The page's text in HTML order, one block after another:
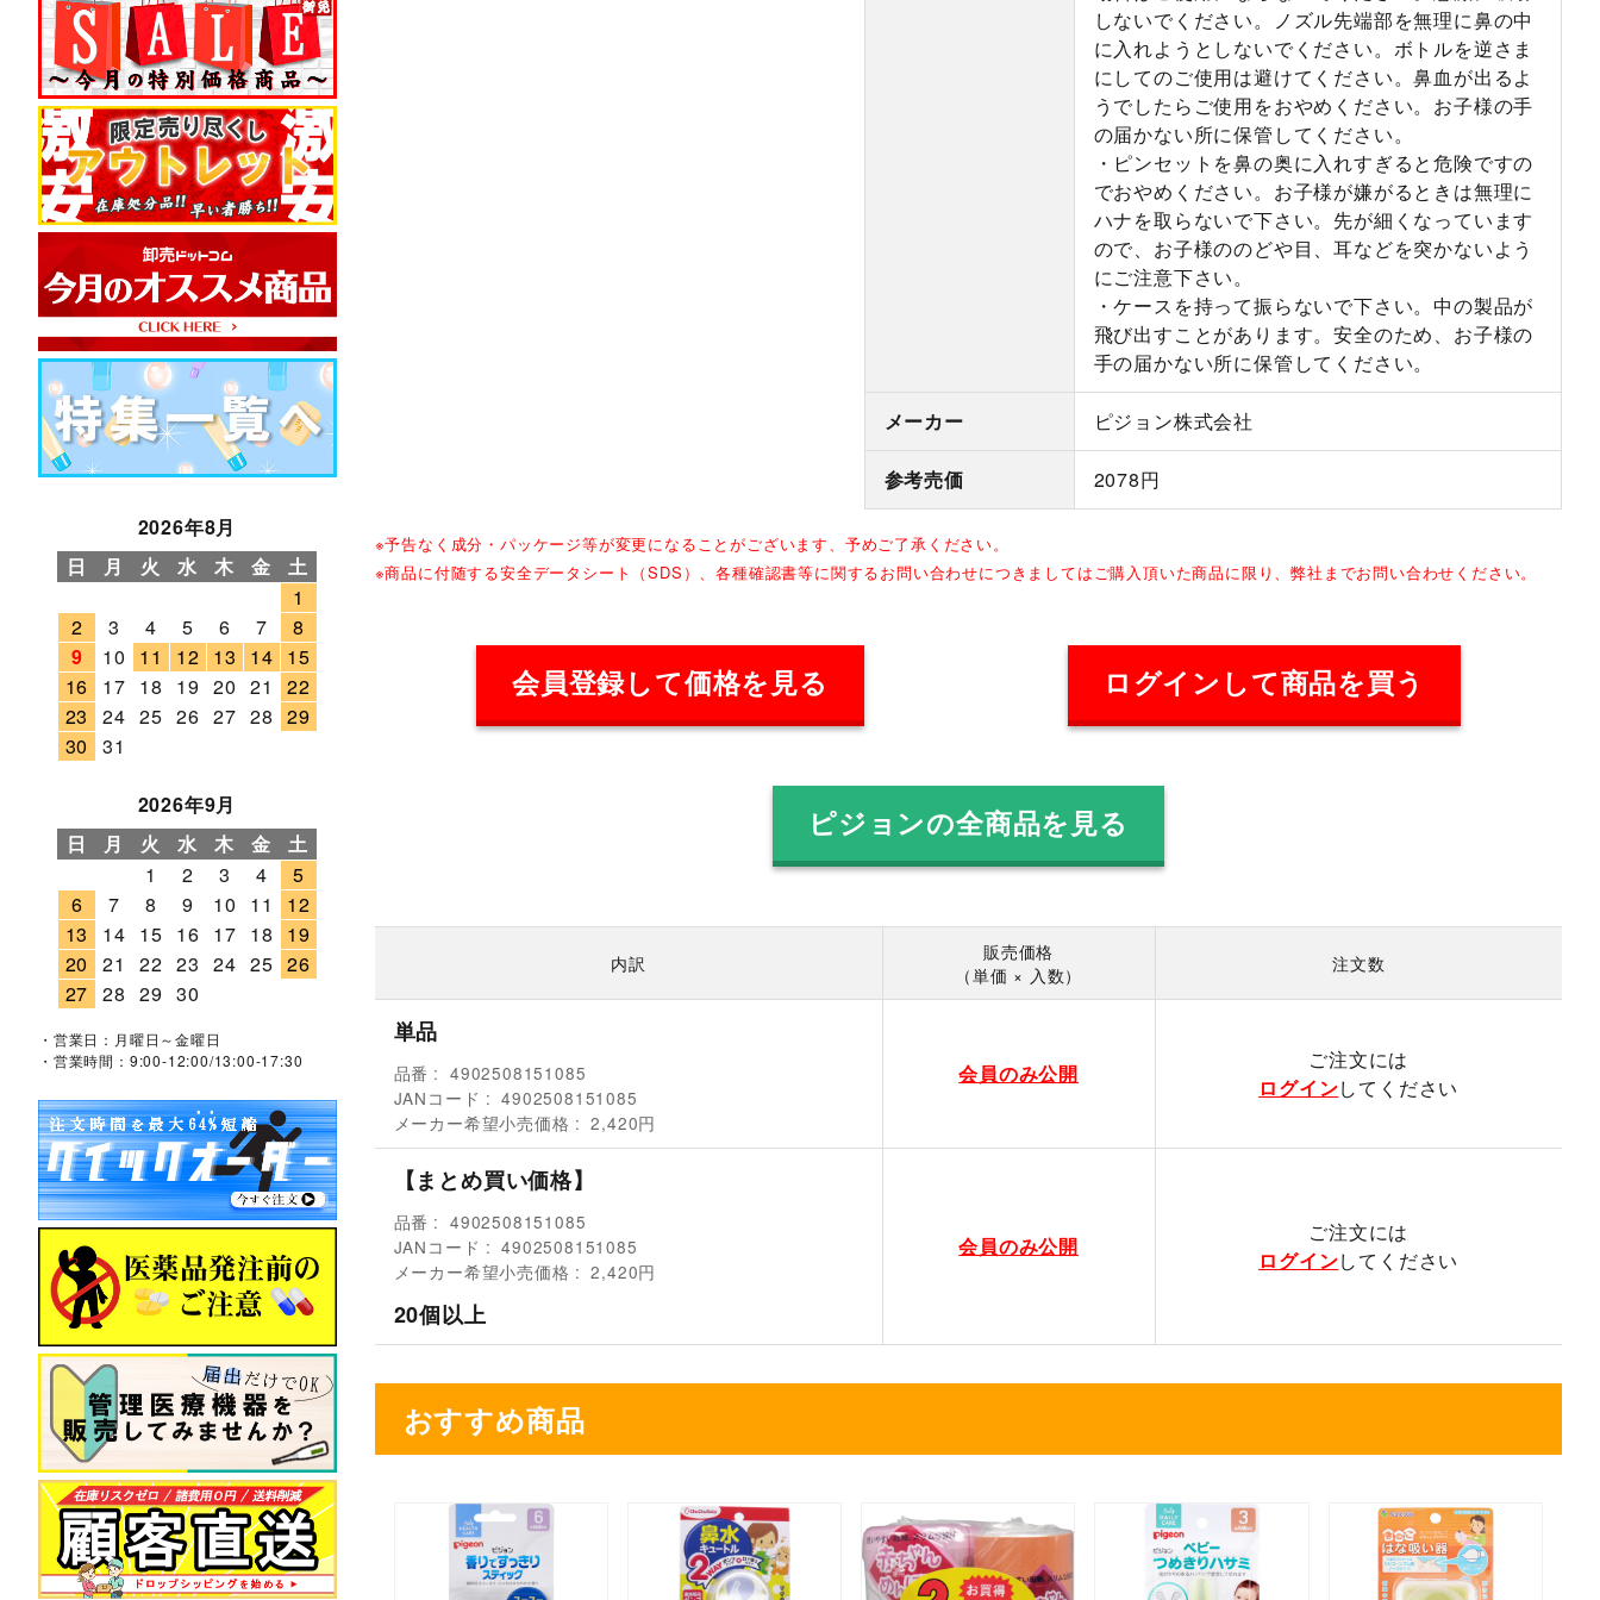
しないでください。ノズル先端部を無理に鼻の中
に入れようとしないでください。ボトルを逆さま
にしてのご使用は避けてください。鼻血が出るよ
うでしたらご使用をおやめください。お子様の手
の届かない所に保管してください。
・ピンセットを鼻の奥に入れすぎると危険ですの
でおやめください。お子様が嫌がるときは無理に
ハナを取らないで下さい。先が細くなっています
ので、お子様ののどや目、耳などを突かないよう
にご注意下さい。
・ケースを持って振らないで下さい。中の製品が
飛び出すことがあります。安全のため、お子様の
手の届かない所に保管してください。
メーカー ピジョン株式会社
参考売価 2078円
※予告なく成分・パッケージ等が変更になることがございます、予めご了承ください。
※商品に付随する安全データシート（SDS）、各種確認書等に関するお問い合わせにつきましてはご購入頂いた商品に限り、弊社までお問い合わせください。
会員登録して価格を見る ログインして商品を買う
ピジョンの全商品を見る
内訳
販売価格
（単価 × 入数）
注文数
単品
品番
4902508151085
JANコード
4902508151085
メーカー希望小売価格
2,420円
会員のみ公開
ご注文には
ログインしてください
【まとめ買い価格】
品番
4902508151085
JANコード
4902508151085
メーカー希望小売価格
2,420円
20個以上
会員のみ公開
ご注文には
ログインしてください
おすすめ商品
2026年8月
日
月 火 水 木 金
土
1
2
3 4 5 6 7
8
9
10 11 12 13 14 15
16
17 18 19 20 21
22
23
24 25 26 27 28 29
30
31
2026年9月
日
月 火 水 木 金
土
1
2 3 4
5
6
7 8 9 10 11
12
13
14 15 16 17 18
19
20
21 22 23 24 25 26
27 28 29 30
・営業日：月曜日～金曜日
・営業時間：9:00-12:00/13:00-17:30